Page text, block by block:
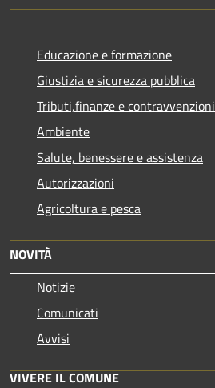
Educazione e formazione
Giustizia e sicurezza pubblica
Tributi,finanze e contravvenzioni
Ambiente
Salute, benessere e assistenza
Autorizzazioni
Agricoltura e pesca
NOVITÀ
Notizie
Comunicati
Avvisi
VIVERE IL COMUNE